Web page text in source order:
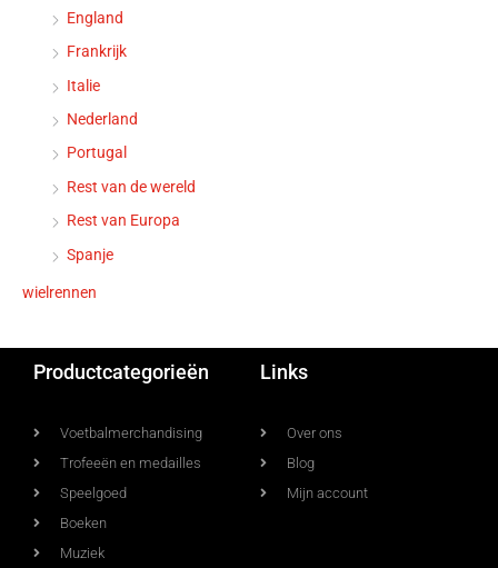
England
Frankrijk
Italie
Nederland
Portugal
Rest van de wereld
Rest van Europa
Spanje
wielrennen
Productcategorieën
Voetbalmerchandising
Trofeeën en medailles
Speelgoed
Boeken
Muziek
Links
Over ons
Blog
Mijn account